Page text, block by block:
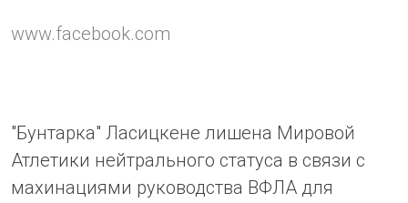
www.facebook.com
"Бунтарка" Ласицкене лишена Мировой
Атлетики нейтрального статуса в связи с
махинациями руководства ВФЛА для